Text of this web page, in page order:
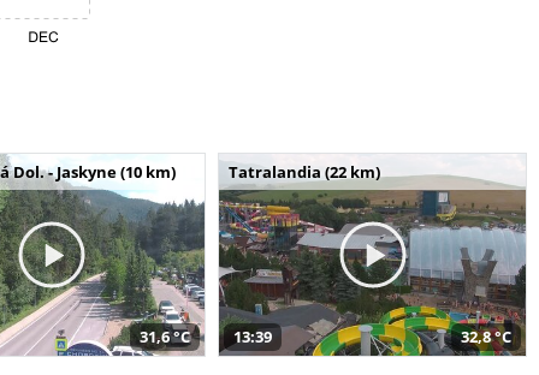
Dol. - Jaskyne (10 km)
31,6 °C
Tatralandia (22 km)
13:39 32,8 °C